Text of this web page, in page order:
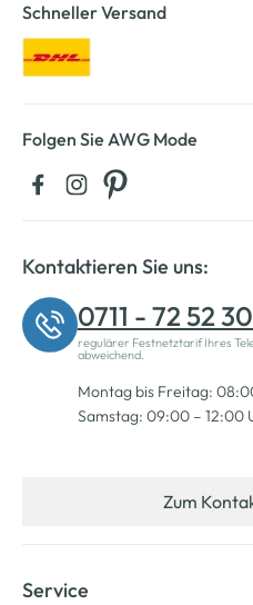
Schneller Versand
Folgen Sie AWG Mode
Kontaktieren Sie uns:
0711 - 72 52
regulärer Festnetztarif Ihres
abweichend.
Montag bis Freitag:
Samstag: 09:00 – 12:00
Zum
Service